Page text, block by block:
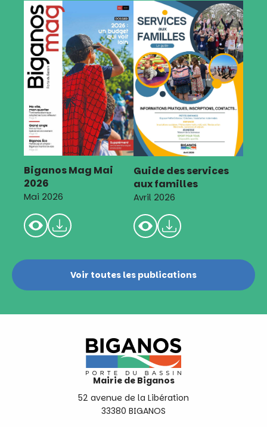
Biganos Mag Mai
2026
Mai 2026
Guide des services
aux familles
Avril 2026
Voir toutes les publications
Mairie de Biganos
52 avenue de la Libération
33380 BIGANOS